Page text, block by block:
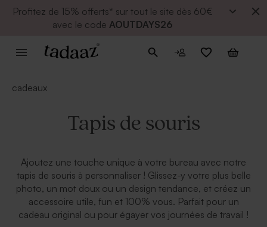
Profitez de 15% offerts* sur tout le site dès 60€
avec le code AOUTDAYS26
cadeaux
Tapis de souris
Ajoutez une touche unique à votre bureau avec notre
tapis de souris à personnaliser ! Glissez-y votre plus belle
photo, un mot doux ou un design tendance, et créez un
accessoire utile, fun et 100% vous. Parfait pour un
cadeau original ou pour égayer vos journées de travail !